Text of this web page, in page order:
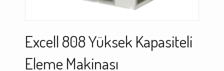
Excell 808 Yüksek Kapasiteli
Eleme Makinası